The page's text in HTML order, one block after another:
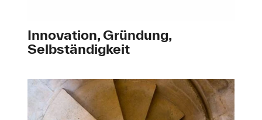
Innovation, Gründung,
Selbständigkeit